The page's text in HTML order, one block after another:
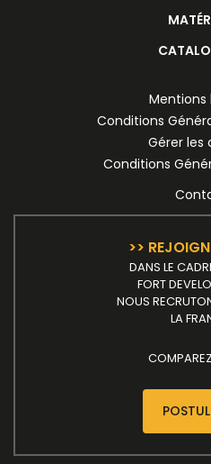
Mentions
Conditions
Gérer les
Conditions
>>
DANS LE
FORT
NOUS
LA